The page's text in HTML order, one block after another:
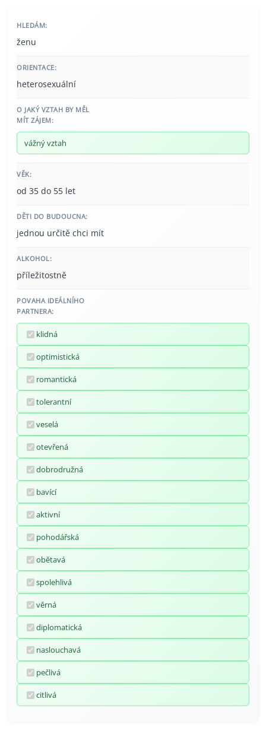
HLEDÁM:
ženu
ORIENTACE:
heterosexuální
O JAKÝ VZTAH BY MĚL
MÍT ZÁJEM:
vážný vztah
VĚK:
od 35 do 55 let
DĚTI DO BUDOUCNA:
jednou určitě chci mít
ALKOHOL:
příležitostně
POVAHA IDEÁLNÍHO
PARTNERA:
klidná
optimistická
romantická
tolerantní
veselá
otevřená
dobrodružná
bavící
aktivní
pohodářská
obětavá
spolehlivá
věrná
diplomatická
naslouchavá
pečlivá
citlivá